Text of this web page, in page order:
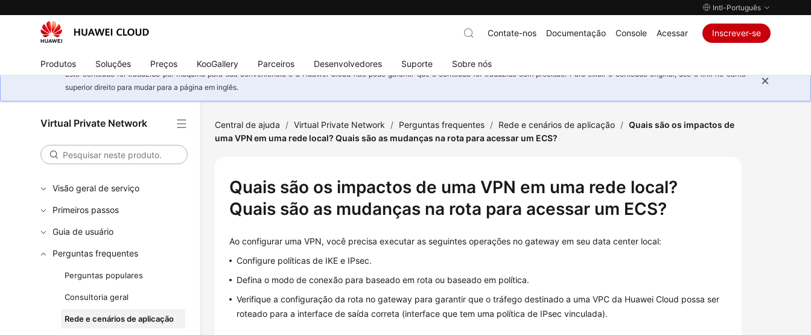
Intl-Português
Produtos Soluções Preços KooGallery Parceiros Desenvolvedores Suporte Sobre nós
Contate-nos Documentação Console Acessar Inscrever-se
Este conteúdo foi traduzido por máquina para sua conveniência e a Huawei Cloud não pode garantir que o conteúdo foi traduzido com precisão. Para exibir o conteúdo original, use o link no canto
superior direito para mudar para a página em inglês.
Virtual Private Network
Visão geral de serviço
Primeiros passos
Guia de usuário
Perguntas frequentes
Perguntas populares
Consultoria geral
Rede e cenários de aplicação
Central de ajuda / Virtual Private Network / Perguntas frequentes / Rede e cenários de aplicação / Quais são os impactos de
uma VPN em uma rede local? Quais são as mudanças na rota para acessar um ECS?
Quais são os impactos de uma VPN em uma rede local?
Quais são as mudanças na rota para acessar um ECS?
Ao configurar uma VPN, você precisa executar as seguintes operações no gateway em seu data center local:
Configure políticas de IKE e IPsec.
Defina o modo de conexão para baseado em rota ou baseado em política.
Verifique a configuração da rota no gateway para garantir que o tráfego destinado a uma VPC da Huawei Cloud possa ser
roteado para a interface de saída correta (interface que tem uma política de IPsec vinculada).